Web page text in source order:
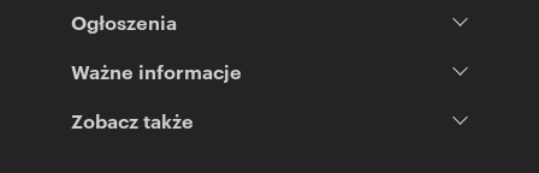
Ogłoszenia
Ważne informacje
Zobacz także